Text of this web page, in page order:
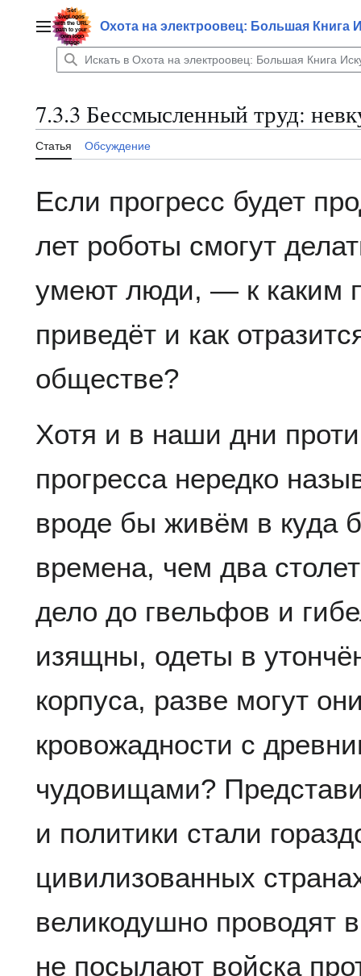
содержаниюГлавное менюОхота на электроовец: Большая Книга
7.3.3 Бессмысленный труд:
Статья Обсуждение
Если прогресс будет
лет роботы смогут
умеют люди, — к каким
приведёт и как
обществе?
Хотя и в наши дни
прогресса нередко
вроде бы живём в куда
времена, чем два
дело до гвельфов и
изящны, одеты в
корпуса, разве могут
кровожадности с
чудовищами?
и политики стали
цивилизованных
великодушно проводят
не посылают войска